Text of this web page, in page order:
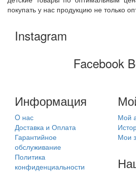
покупать у нас продукцию не только
Instagram
Facebook
Информация
O нас
Доставка и Оплата
Гарантийное
обслуживание
Политика
конфиденциальности
Мой
Мои